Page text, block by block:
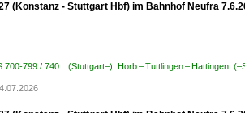
(Konstanz - Stuttgart Hbf) im Bahnhof Neufra
700-799 / 740 (Stuttgart–) Horb – Tuttlingen – Hattingen